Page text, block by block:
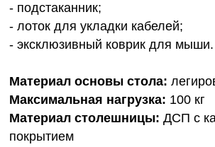
- подстаканник;
- лоток для укладки кабелей;
- эксклюзивный коврик для мыши.
Материал основы стола:
Максимальная нагрузка: 100 кг
Материал столешницы: ДСП с
покрытием